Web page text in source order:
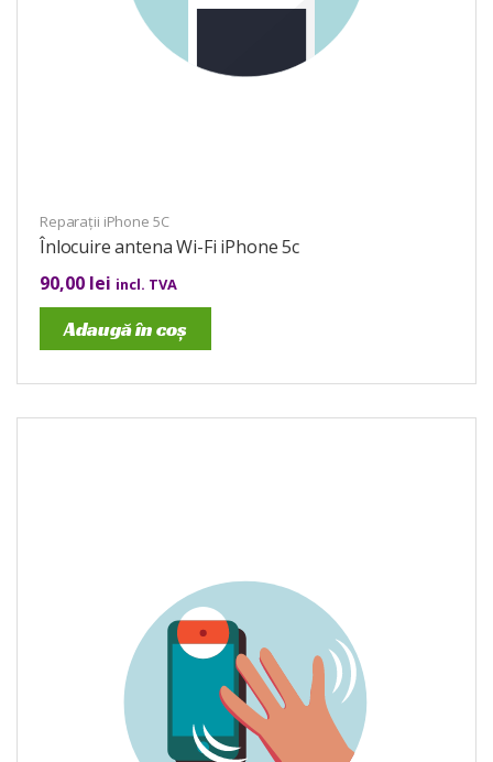
Reparații iPhone 5C
Înlocuire antena Wi-Fi iPhone 5c
90,00 lei incl. TVA
Adaugă în coș